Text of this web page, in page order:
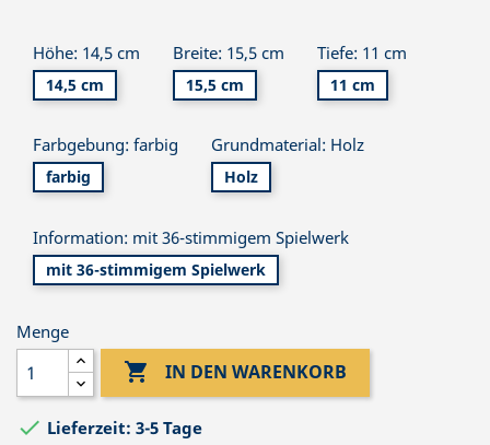
Höhe: 14,5 cm
14,5 cm
Breite: 15,5 cm
15,5 cm
Tiefe: 11 cm
11 cm
Farbgebung: farbig
farbig
Grundmaterial: Holz
Holz
Information: mit 36-stimmigem Spielwerk
mit 36-stimmigem Spielwerk
Menge
 IN DEN WARENKORB
 Lieferzeit: 3-5 Tage